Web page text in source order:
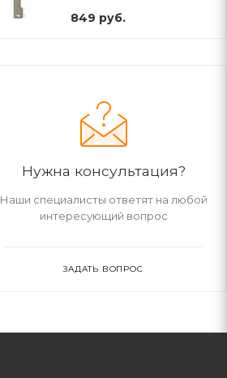
849 руб.
Нужна консультация?
Наши специалисты ответят на любой
интересующий вопрос
ЗАДАТЬ ВОПРОС